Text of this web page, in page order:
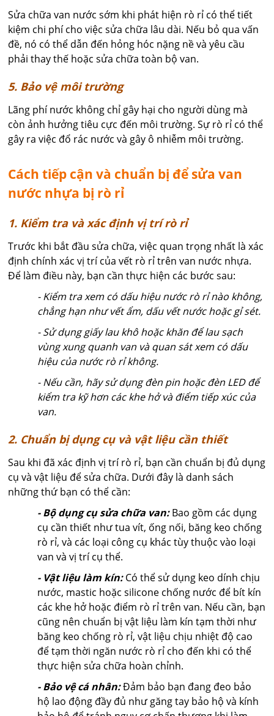
Sửa chữa van nước sớm khi phát hiện rò rỉ có thể tiết
kiệm chi phí cho việc sửa chữa lâu dài. Nếu bỏ qua vấn
đề, nó có thể dẫn đến hỏng hóc nặng nề và yêu cầu
phải thay thế hoặc sửa chữa toàn bộ van.
5. Bảo vệ môi trường
Lãng phí nước không chỉ gây hại cho người dùng mà
còn ảnh hưởng tiêu cực đến môi trường. Sự rò rỉ có thể
gây ra việc đổ rác nước và gây ô nhiễm môi trường.
Cách tiếp cận và chuẩn bị để sửa van
nước nhựa bị rò rỉ
1. Kiểm tra và xác định vị trí rò rỉ
Trước khi bắt đầu sửa chữa, việc quan trọng nhất là xác
định chính xác vị trí của vết rò rỉ trên van nước nhựa.
Để làm điều này, bạn cần thực hiện các bước sau:
- Kiểm tra xem có dấu hiệu nước rò rỉ nào không,
chẳng hạn như vết ẩm, dấu vết nước hoặc gỉ sét.
- Sử dụng giấy lau khô hoặc khăn để lau sạch
vùng xung quanh van và quan sát xem có dấu
hiệu của nước rò rỉ không.
- Nếu cần, hãy sử dụng đèn pin hoặc đèn LED để
kiểm tra kỹ hơn các khe hở và điểm tiếp xúc của
van.
2. Chuẩn bị dụng cụ và vật liệu cần thiết
Sau khi đã xác định vị trí rò rỉ, bạn cần chuẩn bị đủ dụng
cụ và vật liệu để sửa chữa. Dưới đây là danh sách
những thứ bạn có thể cần:
- Bộ dụng cụ sửa chữa van:Bao gồm các dụng
cụ cần thiết như tua vít, ống nối, băng keo chống
rò rỉ, và các loại công cụ khác tùy thuộc vào loại
van và vị trí cụ thể.
- Vật liệu làm kín:Có thể sử dụng keo dính chịu
nước, mastic hoặc silicone chống nước để bít kín
các khe hở hoặc điểm rò rỉ trên van. Nếu cần, bạn
cũng nên chuẩn bị vật liệu làm kín tạm thời như
băng keo chống rò rỉ, vật liệu chịu nhiệt độ cao
để tạm thời ngăn nước rò rỉ cho đến khi có thể
thực hiện sửa chữa hoàn chỉnh.
- Bảo vệ cá nhân:Đảm bảo bạn đang đeo bảo
hộ lao động đầy đủ như găng tay bảo hộ và kính